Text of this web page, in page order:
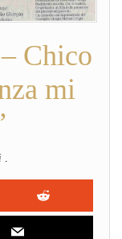
Chico
mi